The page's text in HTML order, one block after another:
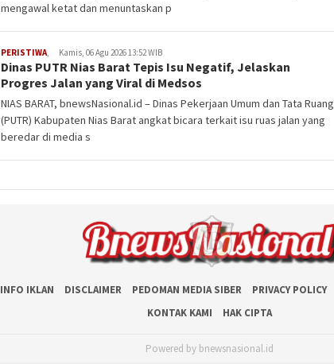
mengawal ketat dan menuntaskan p
PERISTIWA, Kamis, 06 Agu 2026 13:52 WIB
Dinas PUTR Nias Barat Tepis Isu Negatif, Jelaskan
Progres Jalan yang Viral di Medsos
NIAS BARAT, bnewsNasional.id – Dinas Pekerjaan Umum dan Tata Ruang
(PUTR) Kabupaten Nias Barat angkat bicara terkait isu ruas jalan yang
beredar di media s
INFO IKLAN DISCLAIMER PEDOMAN MEDIA SIBER PRIVACY POLICY
KONTAK KAMI
HAK CIPTA
Powered by bnewsnasional.id